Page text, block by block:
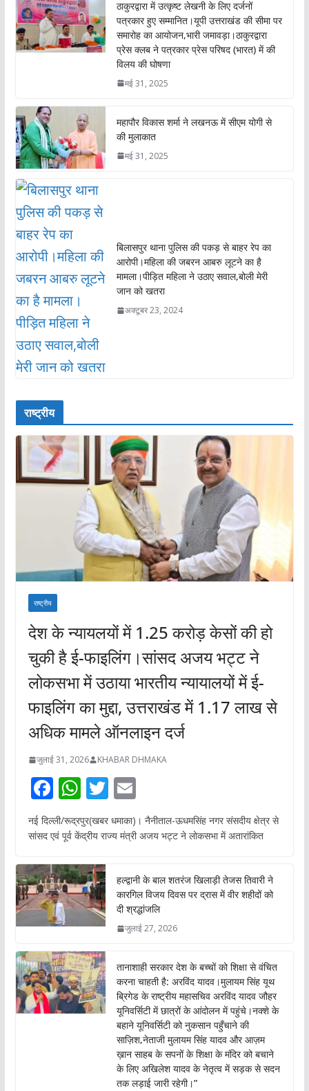
ठाकुरद्वारा में उत्कृष्ट लेखनी के लिए दर्जनों
पत्रकार हुए सम्मानित।यूपी उत्तराखंड की सीमा पर
समारोह का आयोजन,भारी जमावड़ा।ठाकुरद्वारा
प्रेस क्लब ने पत्रकार प्रेस परिषद (भारत) में की
विलय की घोषणा
मई 31, 2025
महापौर विकास शर्मा ने लखनऊ में सीएम योगी से
की मुलाकात
मई 31, 2025
बिलासपुर थाना पुलिस की पकड़ से बाहर रेप का
आरोपी।महिला की जबरन आबरु लूटने का है
मामला।पीड़ित महिला ने उठाए सवाल,बोली मेरी
जान को खतरा
अक्टूबर 23, 2024
राष्ट्रीय
राष्ट्रीय
देश के न्यायलयों में 1.25 करोड़ केसों की हो
चुकी है ई-फाइलिंग।सांसद अजय भट्ट ने
लोकसभा में उठाया भारतीय न्यायालयों में ई-
फाइलिंग का मुद्दा, उत्तराखंड में 1.17 लाख से
अधिक मामले ऑनलाइन दर्ज
जुलाई 31, 2026 KHABAR DHMAKA
F
ac
e
o
o
k
W
h
at
A
p
p
T
w
itt
E
m
ai
नई दिल्ली/रूद्रपुर(खबर धमाका)। नैनीताल-ऊधमसिंह नगर संसदीय क्षेत्र से
सांसद एवं पूर्व केंद्रीय राज्य मंत्री अजय भट्ट ने लोकसभा में अतारांकित
हल्द्वानी के बाल शतरंज खिलाड़ी तेजस तिवारी ने
कारगिल विजय दिवस पर द्रास में वीर शहीदों को
दी श्रद्धांजलि
जुलाई 27, 2026
तानाशाही सरकार देश के बच्चों को शिक्षा से वंचित
करना चाहती है: अरविंद यादव।मुलायम सिंह यूथ
ब्रिगेड के राष्ट्रीय महासचिव अरविंद यादव जौहर
यूनिवर्सिटी में छात्रों के आंदोलन में पहुंचे।नक्शे के
बहाने यूनिवर्सिटी को नुकसान पहुँचाने की
साज़िश,नेताजी मुलायम सिंह यादव और आज़म
ख़ान साहब के सपनों के शिक्षा के मंदिर को बचाने
के लिए अखिलेश यादव के नेतृत्व में सड़क से सदन
तक लड़ाई जारी रहेगी।”